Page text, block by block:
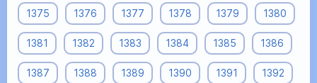
1375 1376 1377 1378 1379 1380
1381 1382 1383 1384 1385 1386
1387 1388 1389 1390 1391 1392